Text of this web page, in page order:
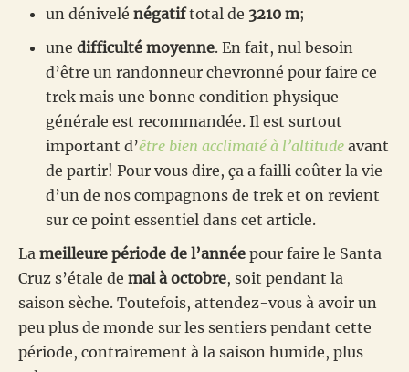
un dénivelé négatiftotal de 3210 m;
une difficulté moyenne. En fait, nul besoin
d’être un randonneur chevronné pour faire ce
trek mais une bonne condition physique
générale est recommandée. Il est surtout
important d’être bien acclimaté à l’altitude avant
de partir! Pour vous dire, ça a failli coûter la vie
d’un de nos compagnons de trek et on revient
sur ce point essentiel dans cet article.
La meilleure période de l’année pour faire le Santa
Cruz s’étale de mai à octobre, soit pendant la
saison sèche. Toutefois, attendez-vous à avoir un
peu plus de monde sur les sentiers pendant cette
période, contrairement à la saison humide, plus